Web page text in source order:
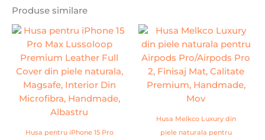
Produse similare
Husa pentru iPhone 15 Pro
Husa Melkco Luxury din
piele naturala pentru